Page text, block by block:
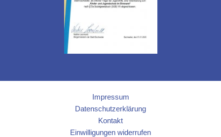
Impressum
Datenschutzerklärung
Kontakt
Einwilligungen widerrufen